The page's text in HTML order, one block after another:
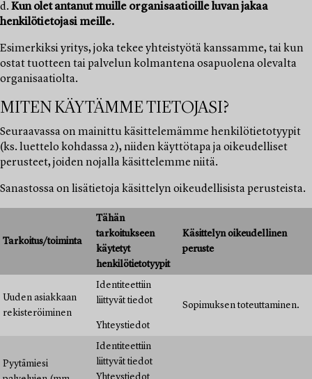
d. Kun olet antanut muille organisaatioille luvan jakaa
henkilötietojasi meille.
Esimerkiksi yritys, joka tekee yhteistyötä kanssamme, tai kun
ostat tuotteen tai palvelun kolmantena osapuolena olevalta
organisaatiolta.
MITEN KÄYTÄMME TIETOJASI?
Seuraavassa on mainittu käsittelemämme henkilötietotyypit
(ks. luettelo kohdassa 2), niiden käyttötapa ja oikeudelliset
perusteet, joiden nojalla käsittelemme niitä.
Sanastossa on lisätietoja käsittelyn oikeudellisista perusteista.
Tarkoitus/toiminta
Tähän
tarkoitukseen
käytetyt
henkilötietotyypit
Käsittelyn oikeudellinen
peruste
Uuden asiakkaan
rekisteröiminen
Identiteettiin
liittyvät tiedot
Yhteystiedot
Sopimuksen toteuttaminen.
Pyytämiesi
Identiteettiin
liittyvät tiedot
Yhteystiedot